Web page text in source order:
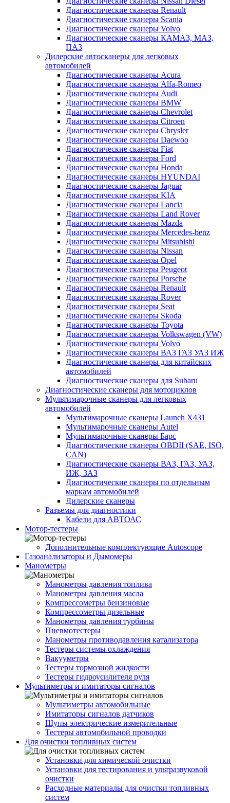
Диагностические сканеры Renault
Диагностические сканеры Scania
Диагностические сканеры Volvo
Диагностические сканеры КАМАЗ, МАЗ,
ПАЗ
Дилерские автосканеры для легковых
автомобилей
Диагностические сканеры Acura
Диагностические сканеры Alfa-Romeo
Диагностические сканеры Audi
Диагностические сканеры BMW
Диагностические сканеры Chevrolet
Диагностические сканеры Citroen
Диагностические сканеры Chrysler
Диагностические сканеры Daewoo
Диагностические сканеры Fiat
Диагностические сканеры Ford
Диагностические сканеры Honda
Диагностические сканеры HYUNDAI
Диагностические сканеры Jaguar
Диагностические сканеры KIA
Диагностические сканеры Lancia
Диагностические сканеры Land Rover
Диагностические сканеры Mazda
Диагностические сканеры Mercedes-benz
Диагностические сканеры Mitsubishi
Диагностические сканеры Nissan
Диагностические сканеры Opel
Диагностические сканеры Peugeot
Диагностические сканеры Porsche
Диагностические сканеры Renault
Диагностические сканеры Rover
Диагностические сканеры Seat
Диагностические сканеры Skoda
Диагностические сканеры Toyota
Диагностические сканеры Volkswagen (VW)
Диагностические сканеры Volvo
Диагностические сканеры ВАЗ ГАЗ УАЗ ИЖ
Диагностические сканеры для китайских
автомобилей
Диагностические сканеры для Subaru
Диагностические сканеры для мотоциклов
Мультимарочные сканеры для легковых
автомобилей
Мультимарочные сканеры Launch X431
Мультимарочные сканеры Autel
Мультимарочные сканеры Барс
Диагностические сканеры OBDII (SAE, ISO,
CAN)
Диагностические сканеры ВАЗ, ГАЗ, УАЗ,
ИЖ, ЗАЗ
Диагностические сканеры по отдельным
маркам автомобилей
Дилерские сканеры
Разъемы для диагностики
Кабели для АВТОАС
Мотор-тестеры
Дополнительные комплектующие Autoscope
Газоанализаторы и Дымомеры
Манометры
Манометры давления топлива
Манометры давления масла
Компрессометры бензиновые
Компрессометры дизельные
Манометры давления турбины
Пневмотестеры
Манометры противодавления катализатора
Тестеры системы охлаждения
Вакууметры
Тестеры тормозной жидкости
Тестеры гидроусилителя руля
Мультиметры и имитаторы сигналов
Мультиметры автомобильные
Имитаторы сигналов датчиков
Щупы электрические измерительные
Тестеры автомобильной проводки
Для очистки топливных систем
Установки для химической очистки
Установки для тестирования и ультразвуковой
очистки
Расходные материалы для очистки топливных
систем